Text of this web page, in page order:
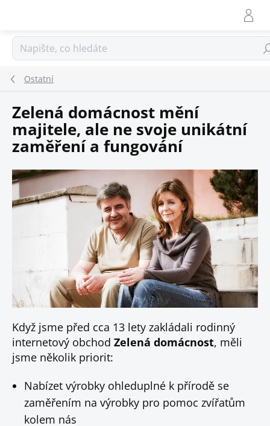
Ostatní
Zelená domácnost mění
majitele, ale ne svoje unikátní
zaměření a fungování
Když jsme před cca 13 lety zakládali rodinný
internetový obchod Zelená domácnost, měli
jsme několik priorit:
Nabízet výrobky ohleduplné k přírodě se
zaměřením na výrobky pro pomoc zvířatům
kolem nás